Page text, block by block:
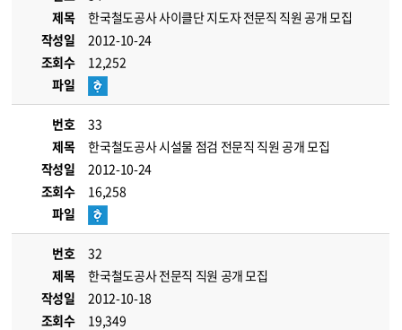
제목
한국철도공사 사이클단 지도자 전문직 직원 공개 모집
작성일
2012-10-24
조회수
12,252
파일
번호
33
제목
한국철도공사 시설물 점검 전문직 직원 공개 모집
작성일
2012-10-24
조회수
16,258
파일
번호
32
제목
한국철도공사 전문직 직원 공개 모집
작성일
2012-10-18
조회수
19,349